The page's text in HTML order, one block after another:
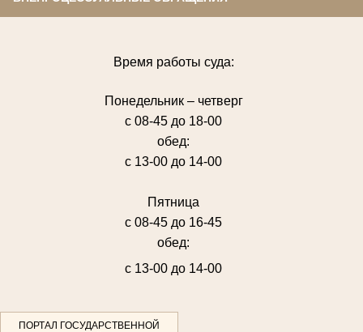
Время работы суда:
Понедельник – четверг
с 08-45 до 18-00
обед:
с 13-00 до 14-00
Пятница
с 08-45 до 16-45
обед:
с 13-00 до 14-00
ПОРТАЛ ГОСУДАРСТВЕННОЙ